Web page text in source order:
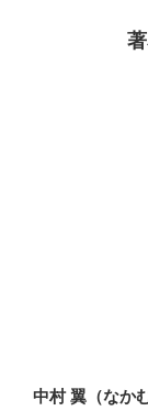
中村 翼（なか